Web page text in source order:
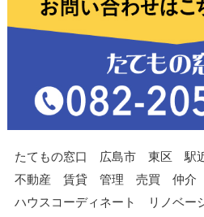
たてもの窓口 広島市 東区 駅
不動産 賃貸 管理 売買 仲
ハウスコーディネート リノベー